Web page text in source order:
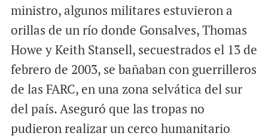
ministro, algunos militares estuvieron a
orillas de un río donde Gonsalves, Thomas
Howe y Keith Stansell, secuestrados el 13 de
febrero de 2003, se bañaban con guerrilleros
de las FARC, en una zona selvática del sur
del país. Aseguró que las tropas no
pudieron realizar un cerco humanitario